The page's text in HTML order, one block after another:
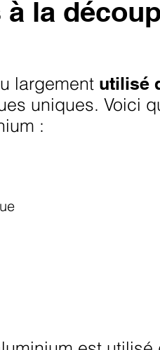
la
largement utilisé
uniques. Voici
: